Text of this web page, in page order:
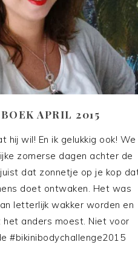
APRIL 2015
hij wil! En ik gelukkig ook! We
zomerse dagen achter de
dat zonnetje op je kop
doet ontwaken. Het was
letterlijk wakker worden en
het anders moest. Niet voor
#bikinibodychallenge2015